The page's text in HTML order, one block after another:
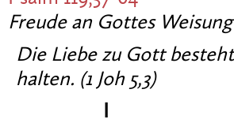
Freude an Gottes Weisung
Die Liebe zu Gott
halten. (1 Joh 5,3)